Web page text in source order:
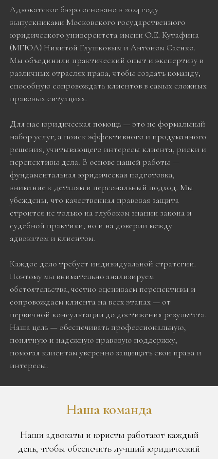
Адвокатское бюро основано в 2024 году
выпускниками Московского государственного
юридического университета имени О.Е. Кутафина
(МГЮА) Никитой Глушковым и Антоном Саенко.
Мы объединили практический опыт и экспертизу в
различных отраслях права, чтобы создать команду,
способную сопровождать клиентов в самых сложных
правовых ситуациях.
Для нас юридическая помощь — это не формальный
набор услуг, а поиск эффективного и продуманного
решения, учитывающего интересы клиента, риски и
перспективы дела. В основе нашей работы —
фундаментальная юридическая подготовка,
внимание к деталям и персональный подход. Мы
убеждены, что качественная правовая защита
строится не только на глубоком знании закона и
судебной практики, но и на доверии между
адвокатом и клиентом.
Каждое дело требует индивидуальной стратегии.
Поэтому мы внимательно анализируем
обстоятельства, честно оцениваем перспективы и
сопровождаем клиента на всех этапах — от
первичной консультации до достижения результата.
Наша цель — обеспечивать профессиональную,
понятную и надежную правовую поддержку,
помогая клиентам уверенно защищать свои права и
интересы.
Наша команда
Наши адвокаты и юристы работают каждый
день, чтобы обеспечить лучший юридический